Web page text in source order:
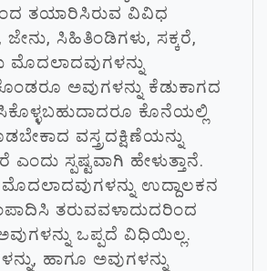
ತಯಾರಿಸಿರುವ ವಿವಿಧ
ಜೇನು, ಸಿಹಿತಿಂಡಿಗಳು, ಸಕ್ಕರೆ,
ಮೊದಲಾದವುಗಳನ್ನು
ಅವುಗಳನ್ನು ಕೆಡುಕಾಗದ
ಕೊನೆಯಲ್ಲಿ
ವಸ್ತ್ರದಕ್ಷಿಣೆಯನ್ನು
ಎಂದು ಸ್ಪಷ್ಟವಾಗಿ ಹೇಳುತ್ತಾನೆ.
ಮೊದಲಾದವುಗಳನ್ನು ಉದ್ದಾಲಕನ
ತರುವವಳಾದುದರಿಂದ
ಒಪ್ಪದೆ ವಿಧಿಯಿಲ್ಲ.
ಹಾಗೂ ಅವುಗಳನ್ನು